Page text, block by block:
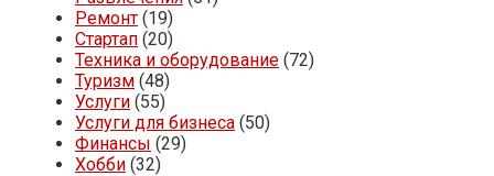
Ремонт (19)
Стартап (20)
Техника и оборудование (72)
Туризм (48)
Услуги (55)
Услуги для бизнеса (50)
Финансы (29)
Хобби (32)